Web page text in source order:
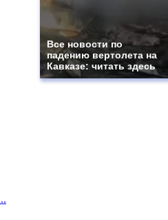
Все новости по
падению вертолета на
Кавказе: читать здесь